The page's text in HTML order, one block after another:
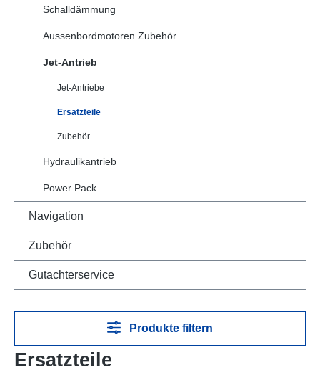
Schalldämmung
Aussenbordmotoren Zubehör
Jet-Antrieb
Jet-Antriebe
Ersatzteile
Zubehör
Hydraulikantrieb
Power Pack
Navigation
Zubehör
Gutachterservice
Produkte filtern
Ersatzteile